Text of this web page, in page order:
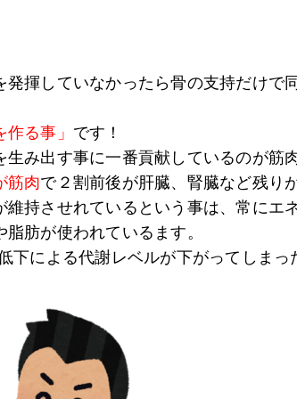
発揮していなかったら骨の支持だけで
作る事」 です！
み出す事に一番貢献しているのが筋
筋肉で２割前後が肝臓、腎臓など残り
持させれているという事は、常にエ
肪が使われているます。
下による代謝レベルが下がってしま